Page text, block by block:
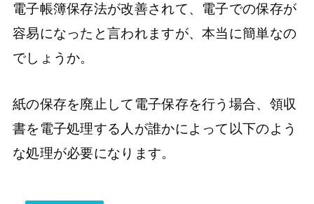
電子帳簿保存法が改善されて、電子での保存が
容易になったと言われますが、本当に簡単なの
でしょうか。
紙の保存を廃止して電子保存を行う場合、領収
書を電子処理する人が誰かによって以下のよう
な処理が必要になります。